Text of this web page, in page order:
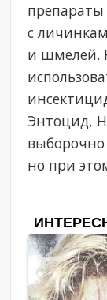
препараты
с
и шмелей.
Энтоцид,
выборочно
но при